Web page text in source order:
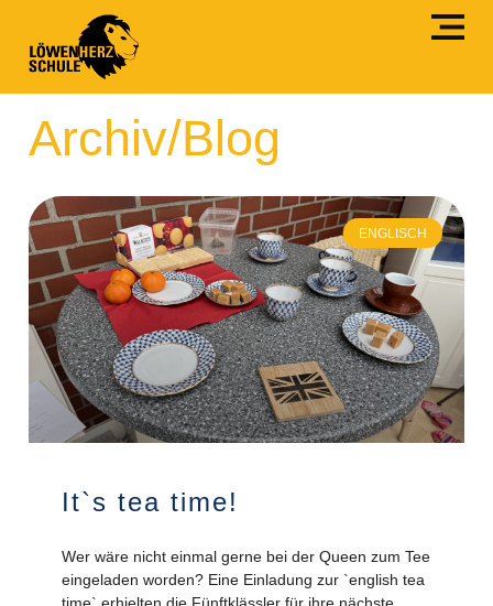
Archiv/Blog
ENGLISCH
It`s tea time!
Wer wäre nicht einmal gerne bei der Queen zum Tee
eingeladen worden? Eine Einladung zur `english tea